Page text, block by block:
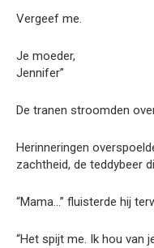
Vergeef me.
Je moeder,
Jennifer”
De tranen stroomden
Herinneringen
zachtheid, de teddybeer
“Mama…” fluisterde hij
“Het spijt me. Ik hou van